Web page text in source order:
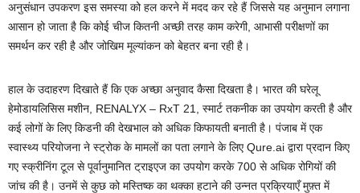
अनुसंधान उपकरण इस समस्या को हल करने में मदद कर रहे हैं जिससे यह अनुमान लगाना
आसान हो जाता है कि कोई चीज कितनी अच्छी तरह काम करेगी, आभासी परीक्षणों का
समर्थन कर रही है और जोखिम मूल्यांकन को बेहतर बना रही है।
हाल के उदाहरण दिखाते हैं कि एक अच्छा अनुवाद कैसा दिखता है। भारत की घरेलू
हेमोडायलिसिस मशीन, RENALYX – RxT 21, स्मार्ट तकनीक का उपयोग करती है और
कई लोगों के लिए किडनी की देखभाल को अधिक किफायती बनाती है। पंजाब में एक
स्वास्थ्य परियोजना ने स्ट्रोक के मामलों का पता लगाने के लिए Qure.ai द्वारा प्रदान किए
गए स्क्रीनिंग टूल से पूर्वानुमानित ट्राइएज का उपयोग करके 700 से अधिक रोगियों की
जांच की है। उनमें से कुछ को मस्तिष्क का थक्का हटाने की उन्नत प्रक्रियाएँ मुफ़्त में